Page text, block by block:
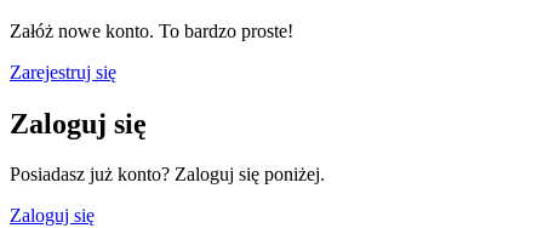
Załóż nowe konto. To bardzo proste!
Zarejestruj się
Zaloguj się
Posiadasz już konto? Zaloguj się poniżej.
Zaloguj się